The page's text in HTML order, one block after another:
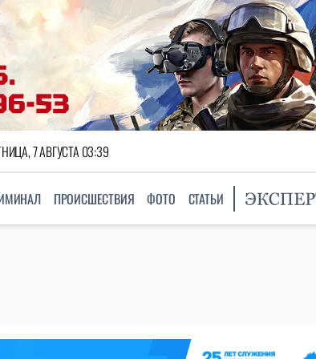
7 АВГУСТА 03:39
ПРОИСШЕСТВИЯ ФОТО СТАТЬИ